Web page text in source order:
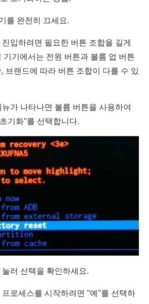
를 완전히 끄세요.
입하려면 필요한 버튼 조합을 길게
기기에서는 전원 버튼과 볼륨 업 버튼
브랜드에 따라 버튼 조합이 다를 수 있
가 나타나면 볼륨 버튼을 사용하여
기화"를 선택합니다.
러 선택을 확인하세요.
로세스를 시작하려면 "예"를 선택하